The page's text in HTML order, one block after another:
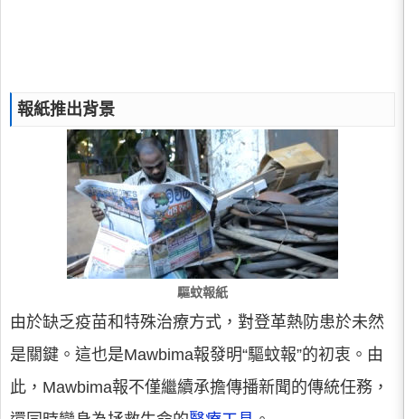
報紙推出背景
驅蚊報紙
由於缺乏疫苗和特殊治療方式，對登革熱防患於未然
是關鍵。這也是Mawbima報發明“驅蚊報”的初衷。由
此，Mawbima報不僅繼續承擔傳播新聞的傳統任務，